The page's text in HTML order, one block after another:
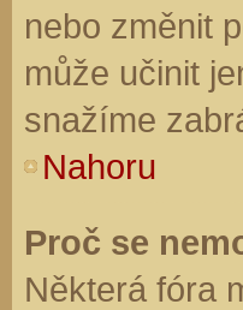
nebo změnit
může učinit
snažíme
Nahoru
Proč se
Některá fóra